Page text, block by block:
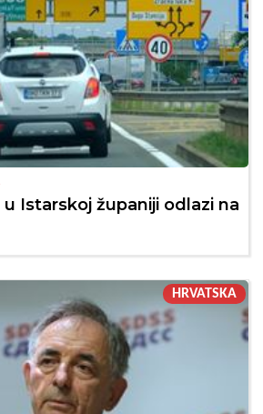
Istarskoj županiji odlazi na
HRVATSKA